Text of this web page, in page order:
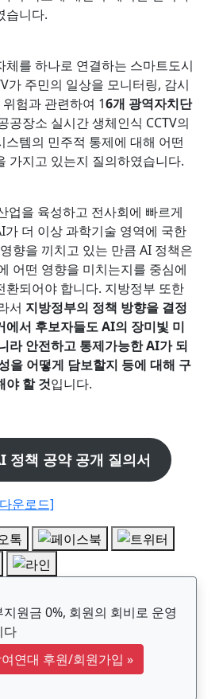
습니다.
체를 하나로 연결하는 스마트도시
가 주민의 일상을 모니터링, 감시
험과 관련하여 16개 광역자치단
공장소 실시간 생체인식 CCTV의
템의 민주적 통제에 대해 어떤
가지고 있는지 질의하였습니다.
업을 육성하고 전사회에 빠르게
가 더 이상 과학기술 영역에 국한
향을 끼치고 있는 만큼 AI 정책은
어떤 영향을 미치는지를 중심에
환되어야 합니다. 지방정부 또한
서 지방정부의 정책 방향을 결정
에서 후보자들도 AI의 장미빛 미
라 안전하고 통제가능한 AI가 되
을 어떻게 담보할지 등에 대해 구
야 할 것입니다.
정책 공약 공개 질의서
운로드]
지원금 0%, 회원의 회비로 운영
다
연대 후원/회원가입 »